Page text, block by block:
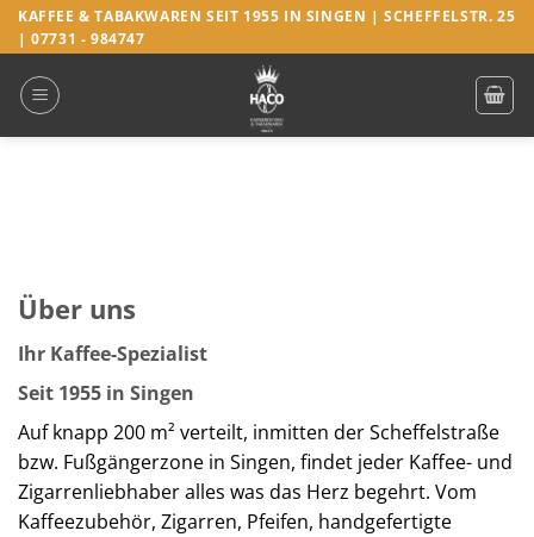
Zum
Inhalt
springen
KAFFEE & TABAKWAREN SEIT 1955 IN SINGEN | SCHEFFELSTR. 25
| 07731 - 984747
Über uns
Ihr Kaffee-Spezialist
Seit 1955 in Singen
Auf knapp 200 m² verteilt, inmitten der Scheffelstraße
bzw. Fußgängerzone in Singen, findet jeder Kaffee- und
Zigarrenliebhaber alles was das Herz begehrt. Vom
Kaffeezubehör, Zigarren, Pfeifen, handgefertigte